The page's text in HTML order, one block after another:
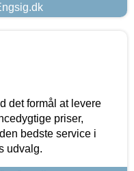
det formål at levere
priser,
bedste service i
udvalg.